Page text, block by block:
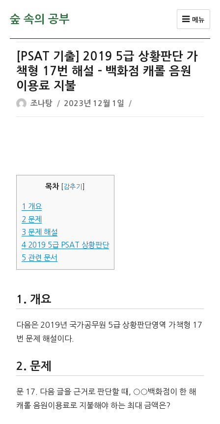
숲 속의 공부 메뉴
[PSAT 기출] 2019 5급 상황판단 가
책형 17번 해설 – 백화점 캐롤 음원
이용료 지불
글
쓴
조나탕
작
성
2023년 12월 1일
목차 감추기
1 개요
2 문제
3 문제 해설
42019 5급 PSAT 상황판단
5 관련 문서
개요
다음은 2019년 국가공무원 5급 상황판단영역 가책형 17
번 문제 해설이다.
문제
문 17. 다음 글을 근거로 판단할 때, ○○백화점이 한 해
캐롤 음원이용료로 지불해야 하는 최대 금액은?